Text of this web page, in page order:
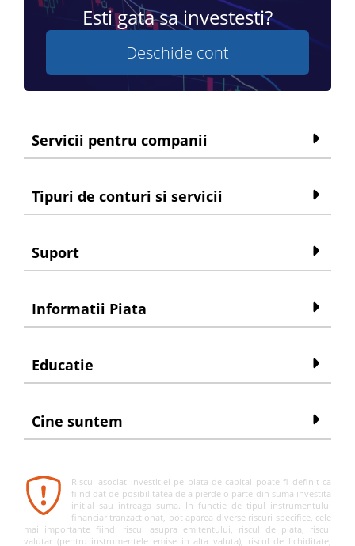
Esti gata sa investesti?
Deschide cont
Servicii pentru companii
Tipuri de conturi si servicii
Suport
Informatii Piata
Educatie
Cine suntem
Riscul asociat investitiei pe piata de capital poate fi definit ca
fiind dat de posibilitatea de a pierde o parte din suma investita
initial sau intreaga suma. In functie de tipul instrumentului
financiar tranzactionat, pot aparea diverse riscuri specifice, cele
mai importante fiind: riscul asupra emitentului, riscul de piata, riscul
valutar (pentru instrumentele emise in alta valuta), riscul de lichiditate,